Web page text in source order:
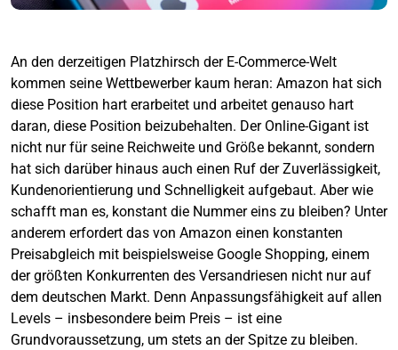
An den derzeitigen Platzhirsch der E-Commerce-Welt
kommen seine Wettbewerber kaum heran: Amazon hat sich
diese Position hart erarbeitet und arbeitet genauso hart
daran, diese Position beizubehalten. Der Online-Gigant ist
nicht nur für seine Reichweite und Größe bekannt, sondern
hat sich darüber hinaus auch einen Ruf der Zuverlässigkeit,
Kundenorientierung und Schnelligkeit aufgebaut. Aber wie
schafft man es, konstant die Nummer eins zu bleiben? Unter
anderem erfordert das von Amazon einen konstanten
Preisabgleich mit beispielsweise Google Shopping, einem
der größten Konkurrenten des Versandriesen nicht nur auf
dem deutschen Markt. Denn Anpassungsfähigkeit auf allen
Levels – insbesondere beim Preis – ist eine
Grundvoraussetzung, um stets an der Spitze zu bleiben.